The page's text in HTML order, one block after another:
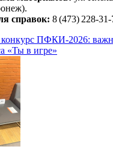
справок: 8 (473)
ПФКИ‑2026:
«Ты в игре»